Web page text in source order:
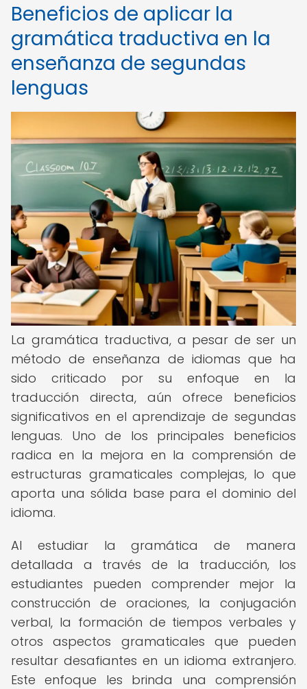
Beneficios de aplicar la
gramática traductiva en la
enseñanza de segundas
lenguas
La gramática traductiva, a pesar de ser un
método de enseñanza de idiomas que ha
sido criticado por su enfoque en la
traducción directa, aún ofrece beneficios
significativos en el aprendizaje de segundas
lenguas. Uno de los principales beneficios
radica en la mejora en la comprensión de
estructuras gramaticales complejas, lo que
aporta una sólida base para el dominio del
idioma.
Al estudiar la gramática de manera
detallada a través de la traducción, los
estudiantes pueden comprender mejor la
construcción de oraciones, la conjugación
verbal, la formación de tiempos verbales y
otros aspectos gramaticales que pueden
resultar desafiantes en un idioma extranjero.
Este enfoque les brinda una comprensión